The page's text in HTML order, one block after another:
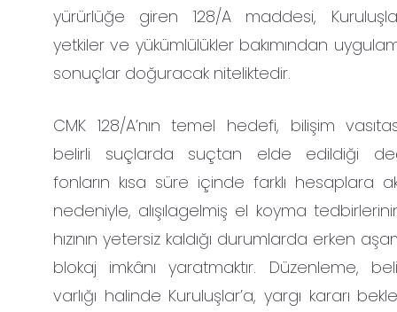
yürürlüğe giren 128/A maddesi,
yetkiler ve yükümlülükler bakımından
sonuçlar doğuracak niteliktedir.
CMK 128/A’nın temel hedefi, bilişim
belirli suçlarda suçtan elde edildiği
fonların kısa süre içinde farklı hesaplara
nedeniyle, alışılagelmiş el koyma
hızının yetersiz kaldığı durumlarda erken
blokaj imkânı yaratmaktır. Düzenleme,
varlığı halinde Kuruluşlar’a, yargı kararı